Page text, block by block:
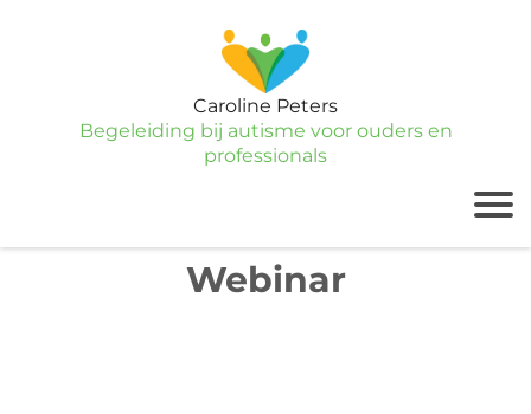
Caroline Peters
Begeleiding bij autisme voor ouders en
professionals
Webinar